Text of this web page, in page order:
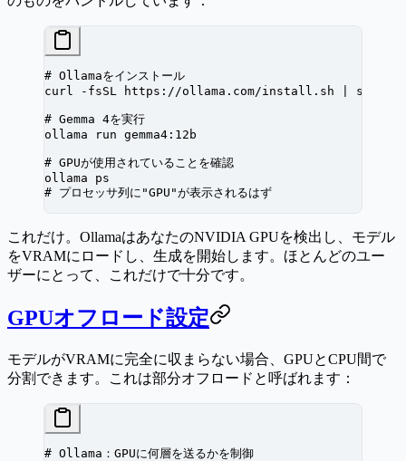
# Ollamaをインストール
curl
-fsSL https://ollama.com/install.sh sh
# Gemma 4を実行
ollama run gemma4:12b
# GPUが使用されていることを確認
ollama ps
# プロセッサ列に"GPU"が表示されるはず
これだけ。OllamaはあなたのNVIDIA GPUを検出し、モデル
をVRAMにロードし、生成を開始します。ほとんどのユー
ザーにとって、これだけで十分です。
GPUオフロード設定
モデルがVRAMに完全に収まらない場合、GPUとCPU間で
分割できます。これは部分オフロードと呼ばれます：
# Ollama：GPUに何層を送るかを制御